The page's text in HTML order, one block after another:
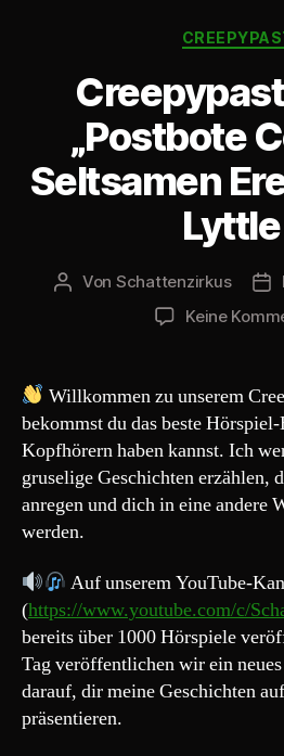
„Postbote
Seltsamen
Lyttle
Beitragsautor
Von Schattenzirkus
Keine
Willkommen zu unserem
bekommst du das beste
Kopfhörern haben kannst. Ich
gruselige Geschichten erzählen,
anregen und dich in eine andere
werden.
Auf unserem YouTube-
(https://www.youtube.com/c/
bereits über 1000 Hörspiele
Tag veröffentlichen wir ein
darauf, dir meine Geschichten
präsentieren.